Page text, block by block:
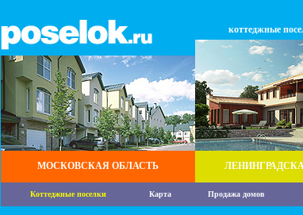
МОСКОВСКАЯ ОБЛАСТЬ
коттеджные
Коттеджные поселки Карта Продажа домов